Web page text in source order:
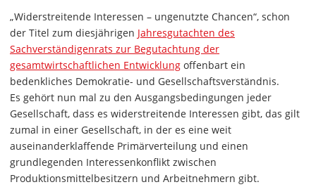
„Widerstreitende Interessen – ungenutzte Chancen“, schon
der Titel zum diesjährigen Jahresgutachten des
Sachverständigenrats zur Begutachtung der
gesamtwirtschaftlichen Entwicklung offenbart ein
bedenkliches Demokratie- und Gesellschaftsverständnis.
Es gehört nun mal zu den Ausgangsbedingungen jeder
Gesellschaft, dass es widerstreitende Interessen gibt, das gilt
zumal in einer Gesellschaft, in der es eine weit
auseinanderklaffende Primärverteilung und einen
grundlegenden Interessenkonflikt zwischen
Produktionsmittelbesitzern und Arbeitnehmern gibt.